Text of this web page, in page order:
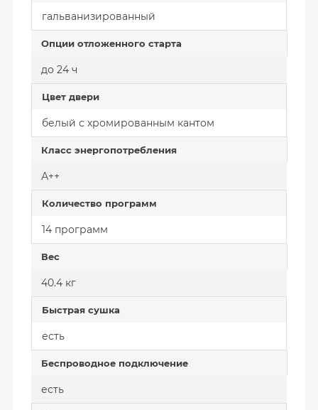
гальванизированный
Опции отложенного старта
до 24 ч
Цвет двери
белый с хромированным кантом
Класс энергопотребления
А++
Количество программ
14 программ
Вес
40.4 кг
Быстрая сушка
есть
Беспроводное подключение
есть